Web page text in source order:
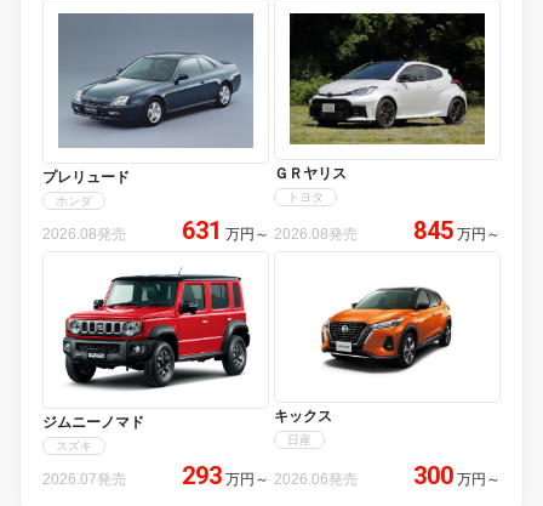
プレリュード
ホンダ
2026.08発売 631 万円 ～
ＧＲヤリス
トヨタ
2026.08発売 845 万円 ～
ジムニーノマド
スズキ
2026.07発売 293 万円 ～
キックス
日産
2026.06発売 300 万円 ～